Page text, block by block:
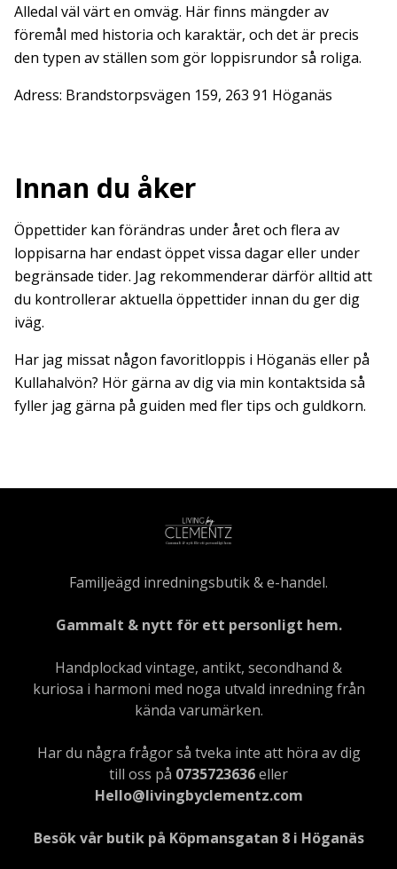
Alledal väl värt en omväg. Här finns mängder av
föremål med historia och karaktär, och det är precis
den typen av ställen som gör loppisrundor så roliga.
Adress: Brandstorpsvägen 159, 263 91 Höganäs
Innan du åker
Öppettider kan förändras under året och flera av
loppisarna har endast öppet vissa dagar eller under
begränsade tider. Jag rekommenderar därför alltid att
du kontrollerar aktuella öppettider innan du ger dig
iväg.
Har jag missat någon favoritloppis i Höganäs eller på
Kullahalvön? Hör gärna av dig via min kontaktsida så
fyller jag gärna på guiden med fler tips och guldkorn.
Familjeägd inredningsbutik & e-handel.
Gammalt & nytt för ett personligt hem.
Handplockad vintage, antikt, secondhand &
kuriosa i harmoni med noga utvald inredning från
kända varumärken.
Har du några frågor så tveka inte att höra av dig
till oss på 0735723636eller
Hello@livingbyclementz.com
Besök vår butik på Köpmansgatan 8 i Höganäs